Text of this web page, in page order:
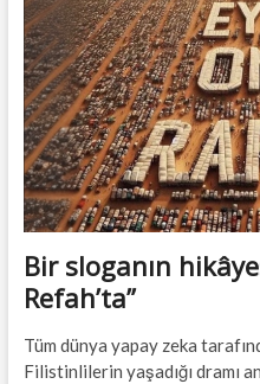
Bir sloganın
Refah’ta”
Tüm dünya yapay zeka
Filistinlilerin yaşadığı dramı